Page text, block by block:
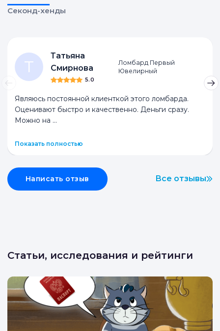
Секонд-хенды
Все отзывы
Т
Татьяна
Смирнова
5.0
Ломбард Первый
Ювелирный
Являюсь постоянной клиенткой этого ломбарда.
Оценивают быстро и качественно. Деньги сразу.
Можно на ...
Показать полностью
Написать отзыв
Статьи, исследования и рейтинги